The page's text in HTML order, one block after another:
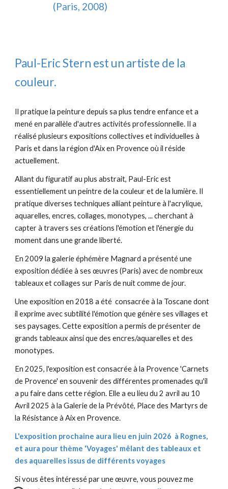
(Paris, 2008)
Paul-Eric Stern est un artiste de la
couleur.
Il pratique la peinture depuis sa plus tendre enfanceet a
mené en parallèle d'autres activités professionnelle. Il a
réalisé plusieurs expositions collectives et individuelles à
Paris et dans la région d'Aix en Provence où il réside
actuellement.
Allant du figuratif au plus abstrait, Paul-Eric est
essentiellement un peintre de la couleur et de la lumière. Il
pratique diverses techniques alliant peinture à l'acrylique,
aquarelles, encres, collages, monotypes, ... cherchant à
capter à travers ses créations l'émotion et l'énergie du
moment dans une grande liberté.
En 2009 la galerie éphémère Magnard a présenté une
exposition dédiée à ses œuvres (Paris) avec de nombreux
tableaux et collages sur Paris de nuit comme de jour.
Une exposition en 2018 a été consacrée à la Toscane dont
il exprime avec subtilité l'émotion que génère ses villages et
ses paysages. Cette exposition a permis de présenter de
grands tableaux ainsi que des encres/aquarelles et des
monotypes.
En 2025, l'exposition est consacrée à la Provence 'Carnets
de Provence' en souvenir des différentes promenades qu'il
a pu faire dans cette région. Elle a eu lieu du 2 avril au 10
Avril 2025 à la Galerie de la Prévôté, Place des Martyrs de
la Résistance à Aix en Provence.
L'exposition prochaine aura lieu en juin 2026 à Rognes,
et aura pour thème 'Voyages' mêlant des tableaux et
des aquarelles issus de différents voyages
Si vous êtes intéressé par une œuvre, vous pouvez me